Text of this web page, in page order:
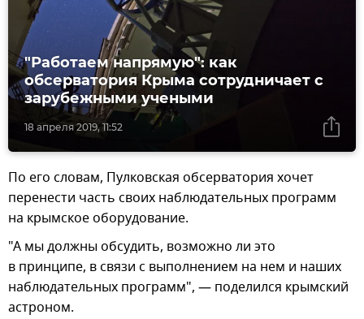
18 апреля 2019, 11:52
"Работаем напрямую": как
обсерватория Крыма сотрудничает с
зарубежными учеными
По его словам, Пулковская обсерватория хочет
перенести часть своих наблюдательных программ
на крымское оборудование.
"А мы должны обсудить, возможно ли это
в принципе, в связи с выполнением на нем и наших
наблюдательных программ", — поделился крымский
астроном.